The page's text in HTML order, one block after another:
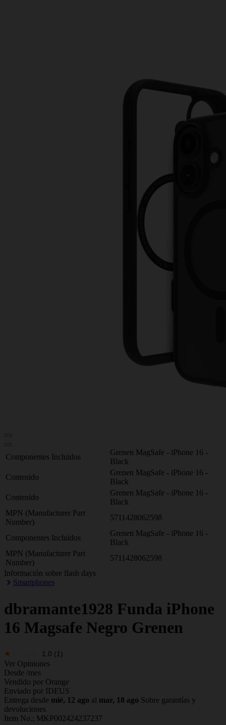
Componentes Incluidos
Grenen MagSafe - iPhone 16 -
Black
Contenido
Grenen MagSafe - iPhone 16 -
Black
Contenido
Grenen MagSafe - iPhone 16 -
Black
MPN (Manufacturer Part
Number)
5711428062598
Componentes Incluidos
Grenen MagSafe - iPhone 16 -
Black
MPN (Manufacturer Part
Number)
5711428062598
Información sobre flash days
Smartphones
dbramante1928 Funda iPhone
16 Magsafe Negro Grenen
1.0 (1)
Ver Opiniones
Desde /mes
Vendido por Orange
Enviado por IDEUS
Entrega desde mié, 12 ago al mar, 18 ago Sobre garantías y
devoluciones
Item No.; MKP002424237237